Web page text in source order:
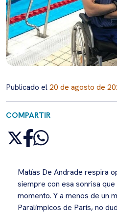
Publicado el20 de agosto de
COMPARTIR
Matías De Andrade respira
siempre con esa sonrisa
momento. Y a menos de un
Paralímpicos de París, no